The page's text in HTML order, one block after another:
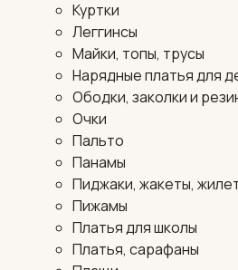
Куртки
Леггинсы
Майки, топы, трусы
Нарядные платья для
Ободки, заколки и
Очки
Пальто
Панамы
Пиджаки, жакеты,
Пижамы
Платья для школы
Платья, сарафаны